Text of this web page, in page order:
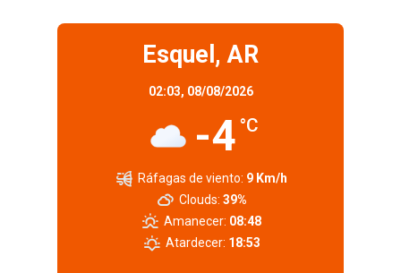
Esquel, AR
02:03, 08/08/2026
-4 °C
Ráfagas de viento: 9 Km/h
Clouds: 39%
Amanecer: 08:48
Atardecer: 18:53